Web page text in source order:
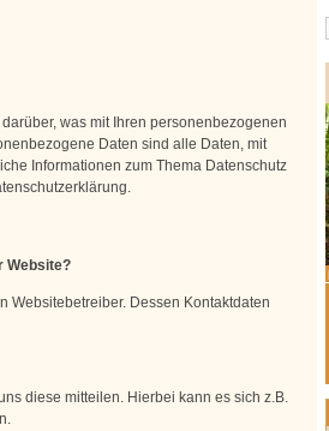
was mit Ihren personenbezogenen
Daten sind alle Daten, mit
Informationen zum Thema Datenschutz
Website?
Websitebetreiber. Dessen Kontaktdaten
diese mitteilen. Hierbei kann es sich z.B.